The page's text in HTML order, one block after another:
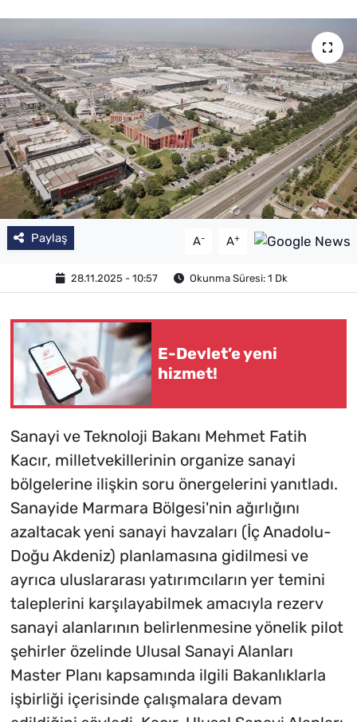
Paylaş A- A+
28.11.2025 - 10:57 Okunma Süresi: 1 Dk
E-Devlet’e yeni
hizmet!
Sanayi ve Teknoloji Bakanı Mehmet Fatih
Kacır, milletvekillerinin organize sanayi
bölgelerine ilişkin soru önergelerini yanıtladı.
Sanayide Marmara Bölgesi'nin ağırlığını
azaltacak yeni sanayi havzaları (İç Anadolu-
Doğu Akdeniz) planlamasına gidilmesi ve
ayrıca uluslararası yatırımcıların yer temini
taleplerini karşılayabilmek amacıyla rezerv
sanayi alanlarının belirlenmesine yönelik pilot
şehirler özelinde Ulusal Sanayi Alanları
Master Planı kapsamında ilgili Bakanlıklarla
işbirliği içerisinde çalışmalara devam